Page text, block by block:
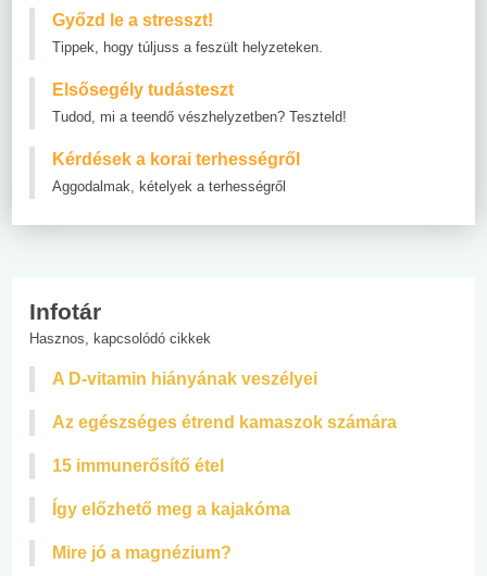
Győzd le a stresszt!
Tippek, hogy túljuss a feszült helyzeteken.
Elsősegély tudásteszt
Tudod, mi a teendő vészhelyzetben? Teszteld!
Kérdések a korai terhességről
Aggodalmak, kételyek a terhességről
Infotár
Hasznos, kapcsolódó cikkek
A D-vitamin hiányának veszélyei
Az egészséges étrend kamaszok számára
15 immunerősítő étel
Így előzhető meg a kajakóma
Mire jó a magnézium?